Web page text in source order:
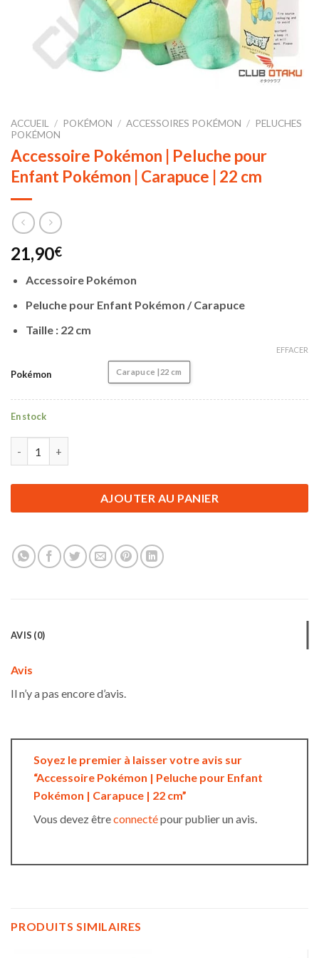
ACCUEIL / POKÉMON / ACCESSOIRES POKÉMON / PELUCHES
POKÉMON
Accessoire Pokémon | Peluche pour
Enfant Pokémon | Carapuce | 22 cm
21,90€
Accessoire Pokémon
Peluche pour Enfant Pokémon / Carapuce
Taille : 22 cm
Pokémon Carapuce | 22 cm
EFFACER
En stock
AJOUTER AU PANIER
AVIS (0)
Avis
Il n’y a pas encore d’avis.
Soyez le premier à laisser votre avis sur
“Accessoire Pokémon | Peluche pour Enfant
Pokémon | Carapuce | 22 cm”
Vous devez êtreconnectépour publier un avis.
PRODUITS SIMILAIRES